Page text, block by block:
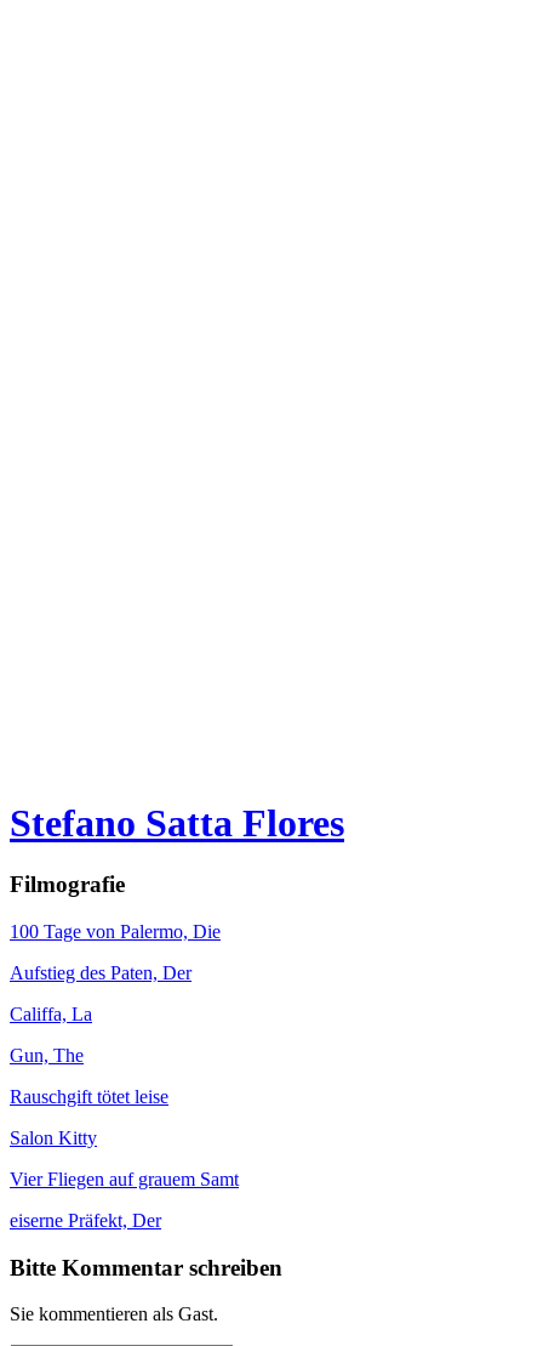
Stefano Satta Flores
Filmografie
100 Tage von Palermo, Die
Aufstieg des Paten, Der
Califfa, La
Gun, The
Rauschgift tötet leise
Salon Kitty
Vier Fliegen auf grauem Samt
eiserne Präfekt, Der
Bitte Kommentar schreiben
Sie kommentieren als Gast.